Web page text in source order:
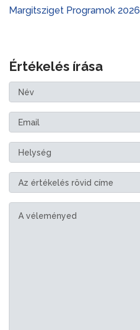
Margitsziget Programok 2026
Értékelés írása